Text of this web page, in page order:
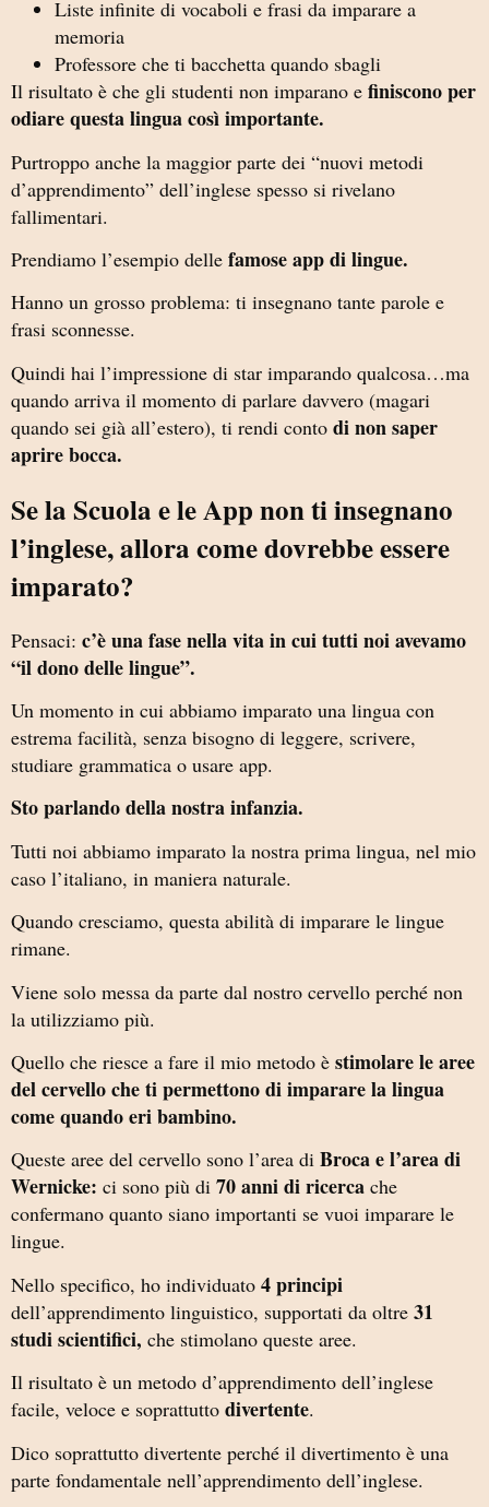
Liste infinite di vocaboli e frasi da imparare a
memoria
Professore che ti bacchetta quando sbagli
Il risultato è che gli studenti non imparano e finiscono per
odiare questa lingua così importante.
Purtroppo anche la maggior parte dei “nuovi metodi
d’apprendimento” dell’inglese spesso si rivelano
fallimentari.
Prendiamo l’esempio delle famose app di lingue.
Hanno un grosso problema: ti insegnano tante parole e
frasi sconnesse.
Quindi hai l’impressione di star imparando qualcosa…ma
quando arriva il momento di parlare davvero (magari
quando sei già all’estero), ti rendi conto di non saper
aprire bocca.
Se la Scuola e le App non ti insegnano
l’inglese, allora come dovrebbe essere
imparato?
Pensaci: c’è una fase nella vita in cui tutti noi avevamo
“il dono delle lingue”.
Un momento in cui abbiamo imparato una lingua con
estrema facilità, senza bisogno di leggere, scrivere,
studiare grammatica o usare app.
Sto parlando della nostra infanzia.
Tutti noi abbiamo imparato la nostra prima lingua, nel mio
caso l’italiano, in maniera naturale.
Quando cresciamo, questa abilità di imparare le lingue
rimane.
Viene solo messa da parte dal nostro cervello perché non
la utilizziamo più.
Quello che riesce a fare il mio metodo è stimolare le aree
del cervello che ti permettono di imparare la lingua
come quando eri bambino.
Queste aree del cervello sono l’area di Broca e l’area di
Wernicke: ci sono più di 70 anni di ricerca che
confermano quanto siano importanti se vuoi imparare le
lingue.
Nello specifico, ho individuato 4 principi
dell’apprendimento linguistico, supportati da oltre 31
studi scientifici, che stimolano queste aree.
Il risultato è un metodo d’apprendimento dell’inglese
facile, veloce e soprattutto divertente.
Dico soprattutto divertente perché il divertimento è una
parte fondamentale nell’apprendimento dell’inglese.